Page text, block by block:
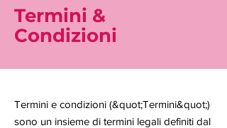
Termini &
Condizioni
Termini e condizioni (&quot;Termini&quot;)
sono un insieme di termini legali definiti dal